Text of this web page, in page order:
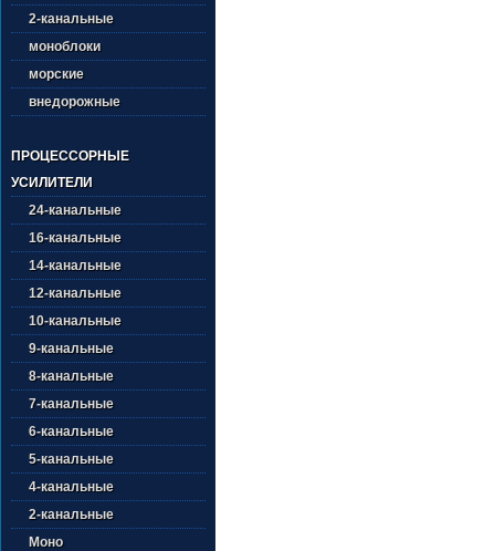
2-канальные
моноблоки
морские
внедорожные
ПРОЦЕССОРНЫЕ
УСИЛИТЕЛИ
24-канальные
16-канальные
14-канальные
12-канальные
10-канальные
9-канальные
8-канальные
7-канальные
6-канальные
5-канальные
4-канальные
2-канальные
Моно